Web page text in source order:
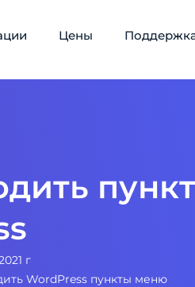
Цены
г
WordPress пункты меню